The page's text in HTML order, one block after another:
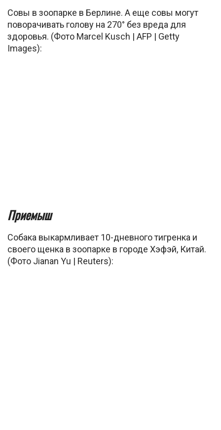
Совы в зоопарке в Берлине. А еще совы могут
поворачивать голову на 270° без вреда для
здоровья. (Фото Marcel Kusch | AFP | Getty
Images):
Приемыш
Собака выкармливает 10-дневного тигренка и
своего щенка в зоопарке в городе Хэфэй, Китай.
(Фото Jianan Yu | Reuters):